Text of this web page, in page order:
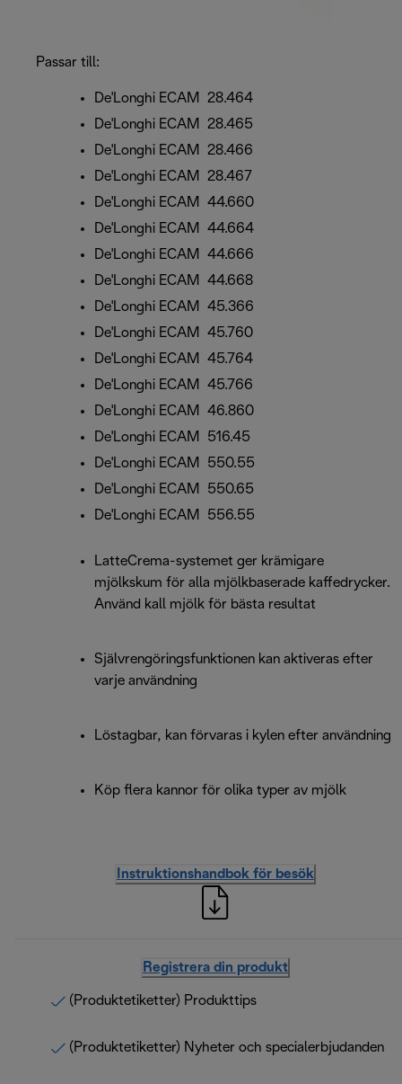
Passar till:
De'Longhi ECAM 28.464
De'Longhi ECAM 28.465
De'Longhi ECAM 28.466
De'Longhi ECAM 28.467
De'Longhi ECAM 44.660
De'Longhi ECAM 44.664
De'Longhi ECAM 44.666
De'Longhi ECAM 44.668
De'Longhi ECAM 45.366
De'Longhi ECAM 45.760
De'Longhi ECAM 45.764
De'Longhi ECAM 45.766
De'Longhi ECAM 46.860
De'Longhi ECAM 516.45
De'Longhi ECAM 550.55
De'Longhi ECAM 550.65
De'Longhi ECAM 556.55
LatteCrema-systemet ger krämigare
mjölkskum för alla mjölkbaserade kaffedrycker.
Använd kall mjölk för bästa resultat
Självrengöringsfunktionen kan aktiveras efter
varje användning
Löstagbar, kan förvaras i kylen efter användning
Köp flera kannor för olika typer av mjölk
Instruktionshandbok för besök
Registrera din produkt
(Produktetiketter) Produkttips
(Produktetiketter) Nyheter och specialerbjudanden